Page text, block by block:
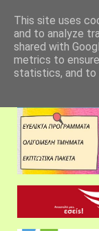
This site uses
and to analyze
shared with
metrics to
statistics, and to